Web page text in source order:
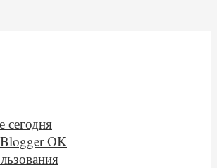
сегодня
OK